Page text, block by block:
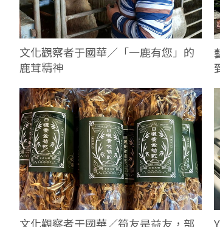
文化觀察者于國華／「一鹿有您」的
鹿茸精神
文化觀察者于國華／筍友是益友，部